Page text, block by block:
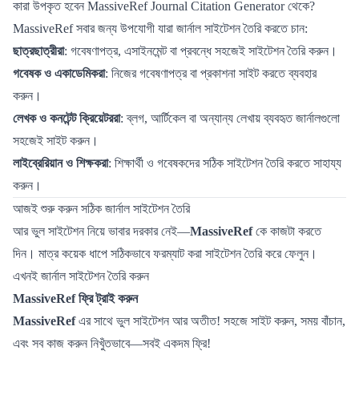
কারা উপকৃত হবেন MassiveRef Journal Citation Generator থেকে?
MassiveRef সবার জন্য উপযোগী যারা জার্নাল সাইটেশন তৈরি করতে চান:
ছাত্রছাত্রীরা: গবেষণাপত্র, এসাইনমেন্ট বা প্রবন্ধে সহজেই সাইটেশন তৈরি করুন।
গবেষক ও একাডেমিকরা: নিজের গবেষণাপত্র বা প্রকাশনা সাইট করতে ব্যবহার
করুন।
লেখক ও কনটেন্ট ক্রিয়েটররা: ব্লগ, আর্টিকেল বা অন্যান্য লেখায় ব্যবহৃত জার্নালগুলো
সহজেই সাইট করুন।
লাইব্রেরিয়ান ও শিক্ষকরা: শিক্ষার্থী ও গবেষকদের সঠিক সাইটেশন তৈরি করতে সাহায্য
করুন।
আজই শুরু করুন সঠিক জার্নাল সাইটেশন তৈরি
আর ভুল সাইটেশন নিয়ে ভাবার দরকার নেই—MassiveRefকে কাজটা করতে
দিন। মাত্র কয়েক ধাপে সঠিকভাবে ফরম্যাট করা সাইটেশন তৈরি করে ফেলুন।
এখনই জার্নাল সাইটেশন তৈরি করুন
MassiveRef ফ্রি ট্রাই করুন
MassiveRefএর সাথে ভুল সাইটেশন আর অতীত! সহজে সাইট করুন, সময় বাঁচান,
এবং সব কাজ করুন নিখুঁতভাবে—সবই একদম ফ্রি!